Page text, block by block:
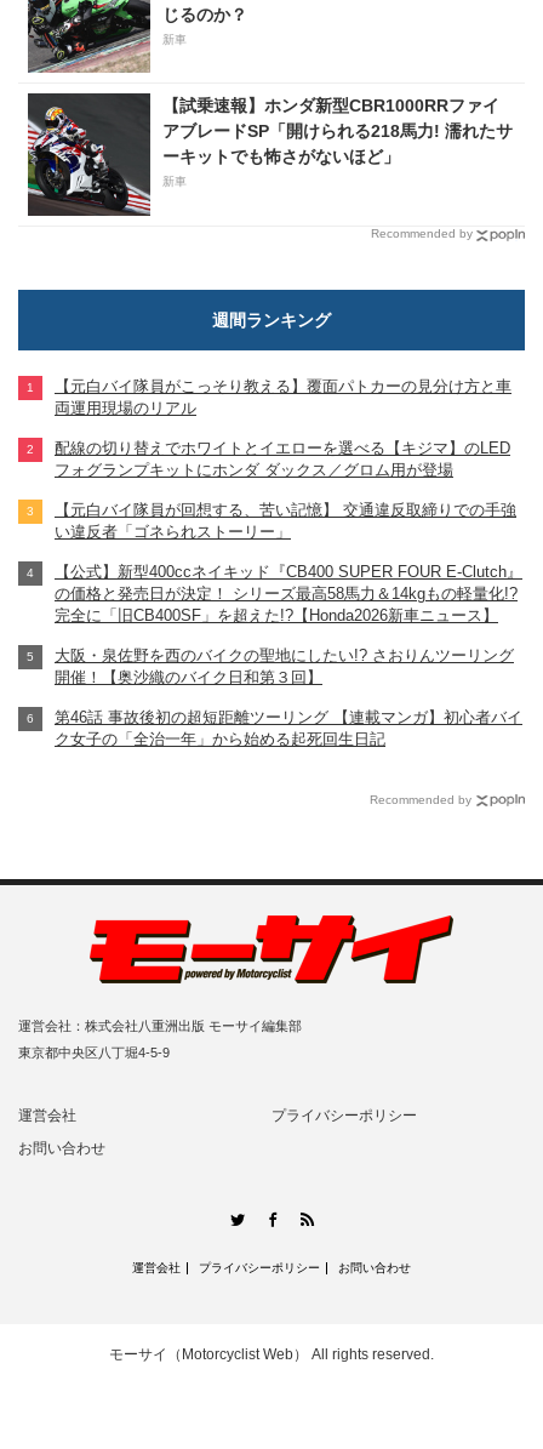
じるのか？
新車
【試乗速報】ホンダ新型CBR1000RRファイ
アブレードSP「開けられる218馬力! 濡れたサ
ーキットでも怖さがないほど」
新車
Recommended by
週間ランキング
【元白バイ隊員がこっそり教える】覆面パトカーの見分け方と車
両運用現場のリアル
配線の切り替えでホワイトとイエローを選べる【キジマ】のLED
フォグランプキットにホンダ ダックス／グロム用が登場
【元白バイ隊員が回想する、苦い記憶】 交通違反取締りでの手強
い違反者「ゴネられストーリー」
【公式】新型400ccネイキッド『CB400 SUPER FOUR E-Clutch』
の価格と発売日が決定！ シリーズ最高58馬力＆14kgもの軽量化!?
完全に「旧CB400SF」を超えた!?【Honda2026新車ニュース】
大阪・泉佐野を西のバイクの聖地にしたい!? さおりんツーリング
開催！【奥沙織のバイク日和第３回】
第46話 事故後初の超短距離ツーリング 【連載マンガ】初心者バイ
ク女子の「全治一年」から始める起死回生日記
Recommended by
運営会社：株式会社八重洲出版 モーサイ編集部
東京都中央区八丁堀4-5-9
運営会社
プライバシーポリシー
お問い合わせ
TwitterFacebook
運営会社 プライバシーポリシー お問い合わせ
モーサイ（Motorcyclist Web） All rights reserved.